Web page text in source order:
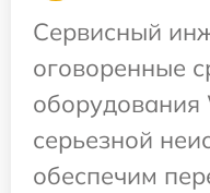
Сервисный
оговоренные
серьезной
обеспечим